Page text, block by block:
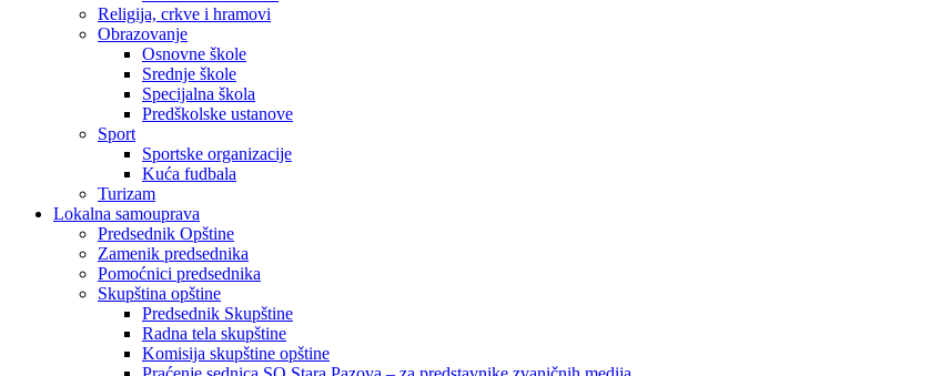
Religija, crkve i hramovi
Obrazovanje
Osnovne škole
Srednje škole
Specijalna škola
Predškolske ustanove
Sport
Sportske organizacije
Kuća fudbala
Turizam
Lokalna samouprava
Predsednik Opštine
Zamenik predsednika
Pomoćnici predsednika
Skupština opštine
Predsednik Skupštine
Radna tela skupštine
Komisija skupštine opštine